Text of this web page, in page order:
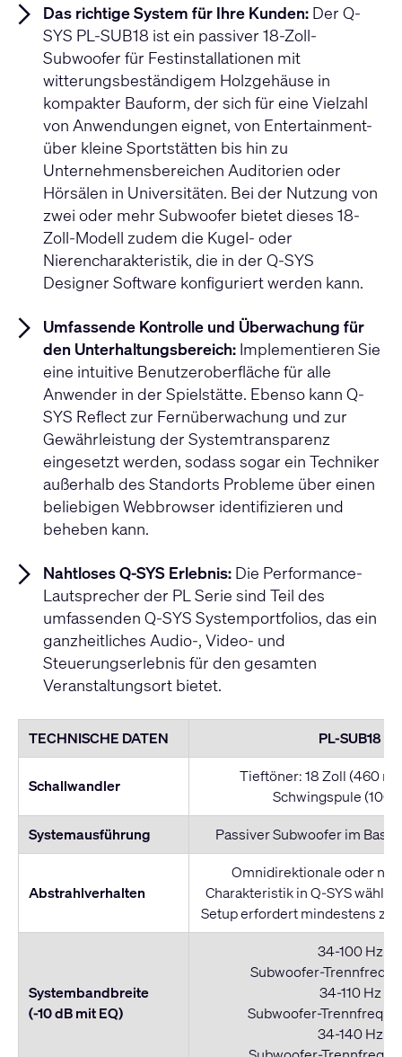
Das richtige System für Ihre Kunden: Der Q-
SYS PL-SUB18 ist ein passiver 18-Zoll-
Subwoofer für Festinstallationen mit
witterungsbeständigem Holzgehäuse in
kompakter Bauform, der sich für eine Vielzahl
von Anwendungen eignet, von Entertainment-
über kleine Sportstätten bis hin zu
Unternehmensbereichen Auditorien oder
Hörsälen in Universitäten. Bei der Nutzung von
zwei oder mehr Subwoofer bietet dieses 18-
Zoll-Modell zudem die Kugel- oder
Nierencharakteristik, die in der Q-SYS
Designer Software konfiguriert werden kann.
Umfassende Kontrolle und Überwachung für
den Unterhaltungsbereich: Implementieren Sie
eine intuitive Benutzeroberfläche für alle
Anwender in der Spielstätte. Ebenso kann Q-
SYS Reflect zur Fernüberwachung und zur
Gewährleistung der Systemtransparenz
eingesetzt werden, sodass sogar ein Techniker
außerhalb des Standorts Probleme über einen
beliebigen Webbrowser identifizieren und
beheben kann.
Nahtloses Q-SYS Erlebnis: Die Performance-
Lautsprecher der PL Serie sind Teil des
umfassenden Q-SYS Systemportfolios, das ein
ganzheitliches Audio-, Video- und
Steuerungserlebnis für den gesamten
Veranstaltungsort bietet.
TECHNISCHE DATEN PL-SUB18
Schallwandler
Tieftöner: 18 Zoll (460
Schwingspule (100
Systemausführung
Passiver Subwoofer im
Abstrahlverhalten
Omnidirektionale oder
Charakteristik in Q-SYS
Setup erfordert mindestens
Systembandbreite
(-10 dB mit EQ)
34-100 Hz
Subwoofer-
34-110 Hz
Subwoofer-
34-140 Hz